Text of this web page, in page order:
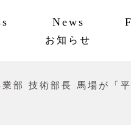
News
お知らせ
部 技術部長 馬場が「